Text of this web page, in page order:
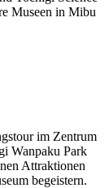
Museen in Mibu
im Zentrum
Wanpaku Park
Attraktionen
begeistern.